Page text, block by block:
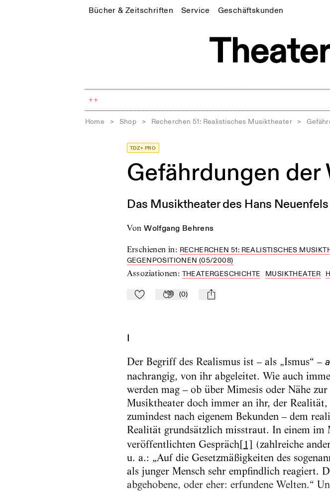
Bücher & Zeitschriften Service Geschäftskunden
++
Home > Shop > Recherchen 51: Realistisches Musiktheater >
TDZ+ PRO
Gefährdungen
Das Musiktheater des Hans Neuenfels
von Wolfgang Behrens
Erschienen in: RECHERCHEN 51: REALISTISCHES
GEGENPOSITIONEN (05/2008)
Assoziationen: THEATERGESCHICHTE MUSIKTHEATER
Zu Mein-TdZ hinzufügen
Applaudieren
(0) mail
I
Der Begriff des Realismus ist – als „Ismus“ –
nachrangig, von ihr abgeleitet. Wie auch
werden mag – ob über Mimesis oder Nähe
Musiktheater doch immer an ihr, der Realität,
zumindest nach eigenem Bekunden – dem
Realität grundsätzlich misstraut. In einem
veröffentlichten Gespräch[1] (zahlreiche
u. a.: „Auf die Gesetzmäßigkeiten des
als junger Mensch sehr empfindlich reagiert.
abgehobene, oder eher: erfundene Welten.“